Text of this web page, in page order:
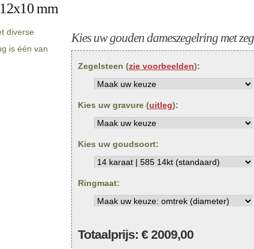
mm
diverse
is één van
Kies uw gouden dameszegelring met
Zegelsteen (zie voorbeelden):
Kies uw gravure (uitleg):
Kies uw goudsoort:
Ringmaat:
Totaalprijs: €2009,00